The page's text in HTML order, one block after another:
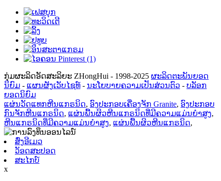
ກຸ່ມຜະລິດອັດສະລິຍະ ZHongHui - 1998-2025 ຜະລິດຕະພັນຍອດ
ນິຍົມ - ແຜນຜັງເວັບໄຊທ໌ - ນະໂຍບາຍຄວາມເປັນສ່ວນຕົວ - ບລັອກ
ຍອດນິຍົມ
ແຜ່ນວັດແທກຫີນແກຣນິດ, ອົງປະກອບເຄື່ອງຈັກ Granite, ອົງປະກອບ
ກົນຈັກຫີນແກຣນິດ, ແຜ່ນພື້ນຜິວຫີນແກຣນິດທີ່ມີຄວາມແມ່ນຍໍາສູງ,
ຫີນແກຣນິດທີ່ມີຄວາມແມ່ນຍໍາສູງ, ແຜ່ນພື້ນຜິວຫີນແກຣນິດ,
ສົ່ງອີເມວ
ວັອດສະປອດ
ສະໄກບ໌
x